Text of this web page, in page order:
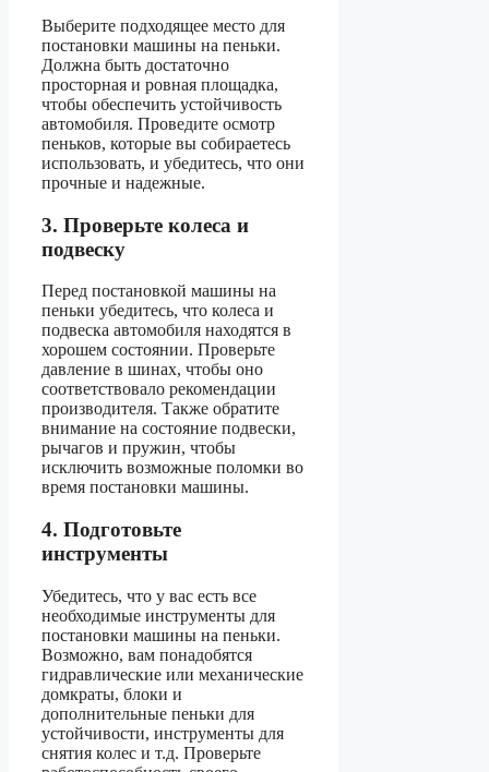
Выберите подходящее место для
постановки машины на пеньки.
Должна быть достаточно
просторная и ровная площадка,
чтобы обеспечить устойчивость
автомобиля. Проведите осмотр
пеньков, которые вы собираетесь
использовать, и убедитесь, что они
прочные и надежные.
3. Проверьте колеса и
подвеску
Перед постановкой машины на
пеньки убедитесь, что колеса и
подвеска автомобиля находятся в
хорошем состоянии. Проверьте
давление в шинах, чтобы оно
соответствовало рекомендации
производителя. Также обратите
внимание на состояние подвески,
рычагов и пружин, чтобы
исключить возможные поломки во
время постановки машины.
4. Подготовьте
инструменты
Убедитесь, что у вас есть все
необходимые инструменты для
постановки машины на пеньки.
Возможно, вам понадобятся
гидравлические или механические
домкраты, блоки и
дополнительные пеньки для
устойчивости, инструменты для
снятия колес и т.д. Проверьте